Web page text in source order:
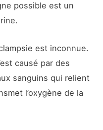
possible est un
est inconnue.
causé par des
sanguins qui relient
l’oxygène de la